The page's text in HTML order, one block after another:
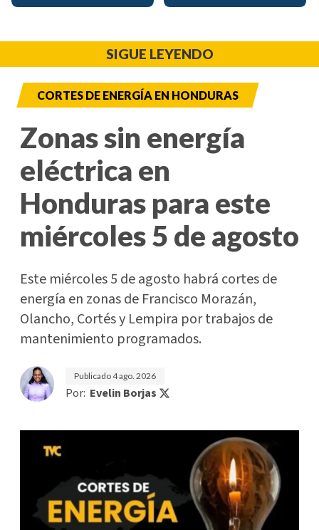
SIGUE LEYENDO
CORTES DE ENERGÍA EN HONDURAS
Zonas sin energía
eléctrica en
Honduras para este
miércoles 5 de agosto
Este miércoles 5 de agosto habrá cortes de
energía en zonas de Francisco Morazán,
Olancho, Cortés y Lempira por trabajos de
mantenimiento programados.
Publicado4 ago. 2026
Por: Evelin Borjas